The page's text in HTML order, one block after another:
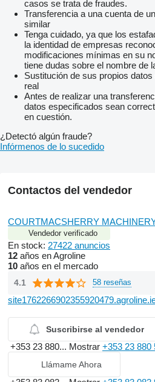
casos se trata de fraudes.
Transferencia a una cuenta de
similar
Tenga cuidado, ya que los
la identidad de empresas
modificaciones mínimas en su
tiene dudas sobre el nombre de
Sustitución de sus propios
real
Antes de realizar una
datos especificados sean
en cuestión.
¿Detectó algún fraude?
Infórmenos de lo sucedido
Contactos del vendedor
COURTMACSHERRY
Vendedor verificado
En stock: 27422 anuncios
12 años en Agroline
10 años en el mercado
4.1 58 reseñas
Suscribirse al vendedor
+353 23 880... Mostrar +353 23 880
Llámame Ahora